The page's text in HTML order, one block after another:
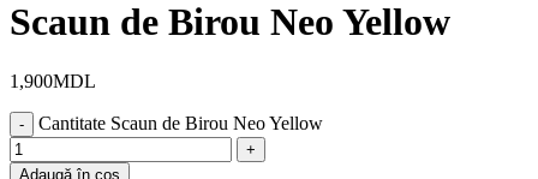
Scaun de Birou Neo Yellow
1,900MDL
Cantitate Scaun de Birou Neo Yellow
Adaugă în coș